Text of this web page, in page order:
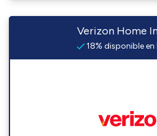
Verizon Home
18% disponible en